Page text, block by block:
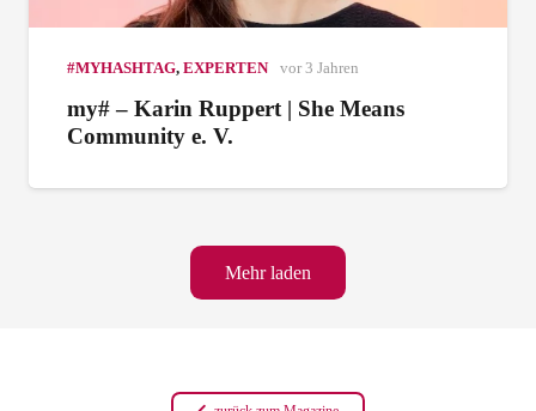
#MYHASHTAG, EXPERTEN vor 3 Jahren
my# – Karin Ruppert | She Means
Community e. V.
Mehr laden